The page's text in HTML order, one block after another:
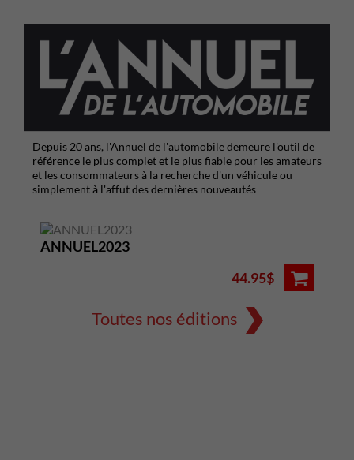
Depuis 20 ans, l'Annuel de l'automobile demeure l'outil de
référence le plus complet et le plus fiable pour les amateurs
et les consommateurs à la recherche d'un véhicule ou
simplement à l'affut des dernières nouveautés
ANNUEL2023
44.95$
Toutes nos éditions